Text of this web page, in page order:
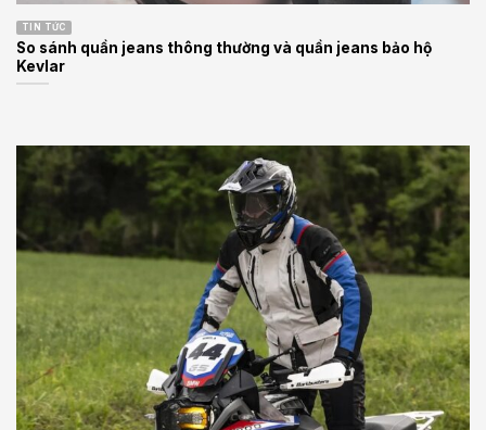
TIN TỨC
So sánh quần jeans thông thường và quần jeans bảo hộ
Kevlar